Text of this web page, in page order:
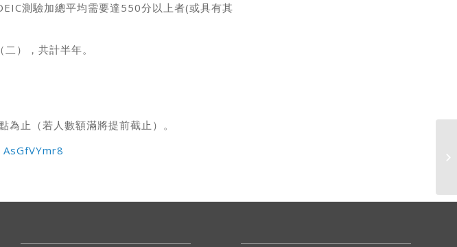
測驗加總平均需要達550分以上者(或具有其
），共計半年。
止（若人數額滿將提前截止）。